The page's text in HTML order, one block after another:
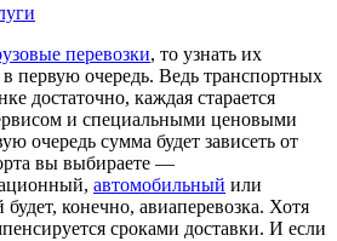
перевозки, то узнать их
первую очередь. Ведь транспортных
достаточно, каждая старается
и специальными ценовыми
очередь сумма будет зависеть от
вы выбираете —
автомобильный или
конечно, авиаперевозка. Хотя
сроками доставки. И если